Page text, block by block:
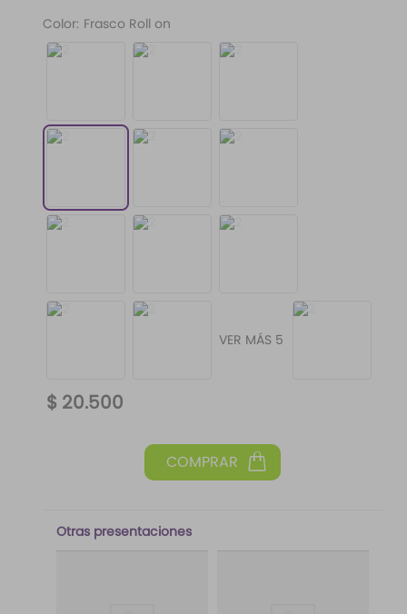
Color: Frasco Roll on
VER MÁS 5
$ 20.500
Otras presentaciones